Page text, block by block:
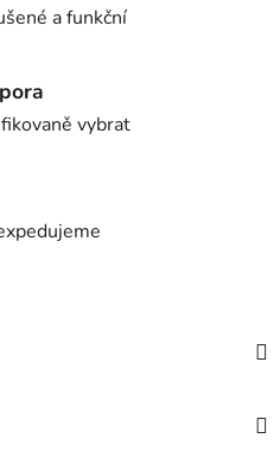
a funkční
vybrat